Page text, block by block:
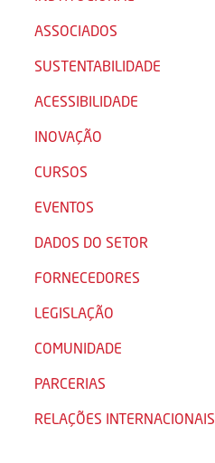
ASSOCIADOS
SUSTENTABILIDADE
ACESSIBILIDADE
INOVAÇÃO
CURSOS
EVENTOS
DADOS DO SETOR
FORNECEDORES
LEGISLAÇÃO
COMUNIDADE
PARCERIAS
RELAÇÕES INTERNACIONAIS